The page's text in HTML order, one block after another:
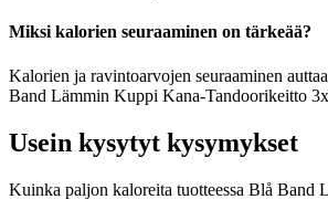
Miksi kalorien seuraaminen on tärkeää?
Kalorien ja ravintoarvojen seuraaminen
Band Lämmin Kuppi Kana-Tandoorikeitto
Usein kysytyt kysymykset
Kuinka paljon kaloreita tuotteessa Blå